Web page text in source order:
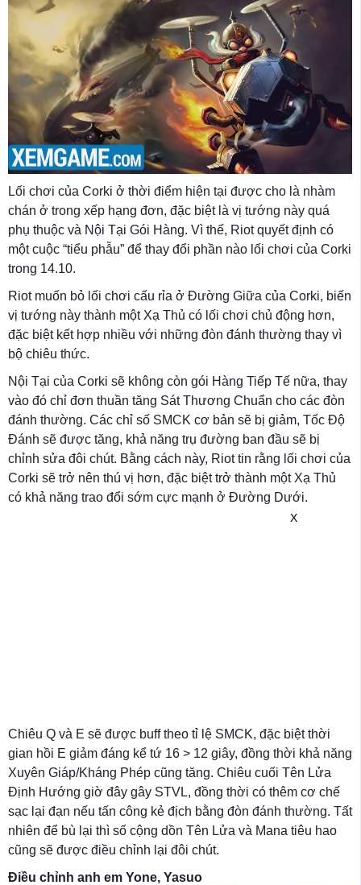
Lối chơi của Corki ở thời điểm hiện tại được cho là nhàm
chán ở trong xếp hạng đơn, đặc biệt là vị tướng này quá
phụ thuộc và Nội Tại Gói Hàng. Vì thế, Riot quyết định có
một cuộc “tiểu phẫu” để thay đổi phần nào lối chơi của Corki
trong 14.10.
Riot muốn bỏ lối chơi cấu rỉa ở Đường Giữa của Corki, biến
vị tướng này thành một Xạ Thủ có lối chơi chủ động hơn,
đặc biệt kết hợp nhiều với những đòn đánh thường thay vì
bộ chiêu thức.
Nội Tại của Corki sẽ không còn gói Hàng Tiếp Tế nữa, thay
vào đó chỉ đơn thuần tăng Sát Thương Chuẩn cho các đòn
đánh thường. Các chỉ số SMCK cơ bản sẽ bị giảm, Tốc Độ
Đánh sẽ được tăng, khả năng trụ đường ban đầu sẽ bị
chỉnh sửa đôi chút. Bằng cách này, Riot tin rằng lối chơi của
Corki sẽ trở nên thú vị hơn, đặc biệt trở thành một Xạ Thủ
có khả năng trao đổi sớm cực mạnh ở Đường Dưới.
X
Chiêu Q và E sẽ được buff theo tỉ lệ SMCK, đặc biệt thời
gian hồi E giảm đáng kể tứ 16 > 12 giây, đồng thời khả năng
Xuyên Giáp/Kháng Phép cũng tăng. Chiêu cuối Tên Lửa
Định Hướng giờ đây gây STVL, đồng thời có thêm cơ chế
sạc lại đạn nếu tấn công kẻ địch bằng đòn đánh thường. Tất
nhiên để bù lại thì số cộng dồn Tên Lửa và Mana tiêu hao
cũng sẽ được điều chỉnh lại đôi chút.
Điều chỉnh anh em Yone, Yasuo